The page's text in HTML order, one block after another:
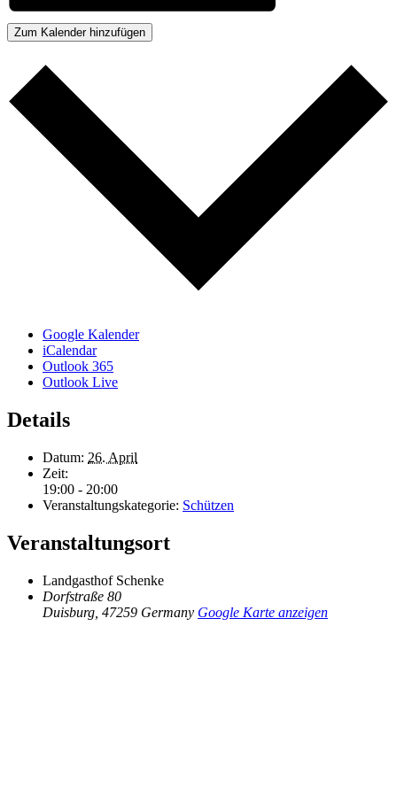
Zum Kalender hinzufügen
Google Kalender
iCalendar
Outlook 365
Outlook Live
Details
Datum: 26. April
Zeit:
19:00 - 20:00
Veranstaltungskategorie: Schützen
Veranstaltungsort
Landgasthof Schenke
Dorfstraße 80
Duisburg 47259 Germany Google Karte anzeigen